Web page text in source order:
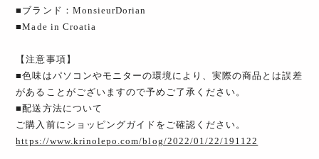
■ブランド：MonsieurDorian
■Made in Croatia
【注意事項】
■色味はパソコンやモニターの環境により、実際の商品とは誤差
があることがございますので予めご了承ください。
■配送方法について
ご購入前にショッピングガイドをご確認ください。
https://www.krinolepo.com/blog/2022/01/22/191122